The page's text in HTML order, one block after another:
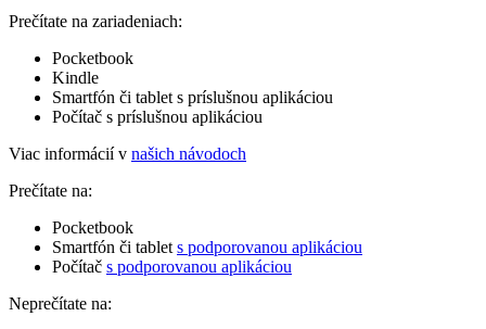
Prečítate na zariadeniach:
Pocketbook
Kindle
Smartfón či tablet s príslušnou aplikáciou
Počítač s príslušnou aplikáciou
Viac informácií v našich návodoch
Prečítate na:
Pocketbook
Smartfón či tablet s podporovanou aplikáciou
Počítač s podporovanou aplikáciou
Neprečítate na: